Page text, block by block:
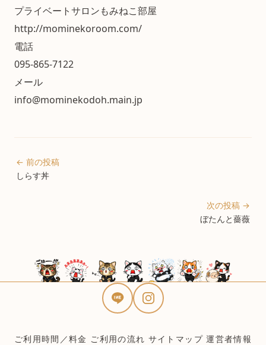
プライベートサロンもみねこ部屋
http://mominekoroom.com/
電話
095-865-7122
メール
info@mominekodoh.main.jp
← 前の投稿
しらす丼
次の投稿 →
ぼたんと薔薇
ご利用時間／料金 ご利用の流れ サイトマップ 運営者情報